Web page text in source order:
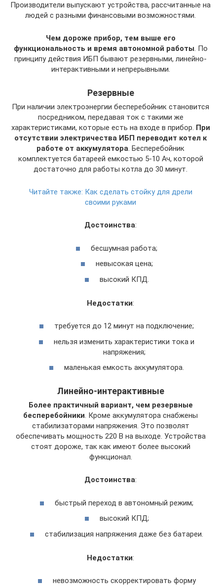
Производители выпускают устройства, рассчитанные на
людей с разными финансовыми возможностями.
Чем дороже прибор, тем выше его
функциональность и время автономной работы. По
принципу действия ИБП бывают резервными, линейно-
интерактивными и непрерывными.
Резервные
При наличии электроэнергии бесперебойник становится
посредником, передавая ток с такими же
характеристиками, которые есть на входе в прибор. При
отсутствии электричества ИБП переводит котел к
работе от аккумулятора. Бесперебойник
комплектуется батареей емкостью 5-10 Ач, которой
достаточно для работы котла до 30 минут.
Читайте также: Как сделать стойку для дрели
своими руками
Достоинства:
бесшумная работа;
невысокая цена;
высокий КПД.
Недостатки:
требуется до 12 минут на подключение;
нельзя изменить характеристики тока и
напряжения;
маленькая емкость аккумулятора.
Линейно-интерактивные
Более практичный вариант, чем резервные
бесперебойники. Кроме аккумулятора снабжены
стабилизаторами напряжения. Это позволят
обеспечивать мощность 220 В на выходе. Устройства
стоят дороже, так как имеют более высокий
функционал.
Достоинства:
быстрый переход в автономный режим;
высокий КПД;
стабилизация напряжения даже без батареи.
Недостатки:
невозможность скорректировать форму